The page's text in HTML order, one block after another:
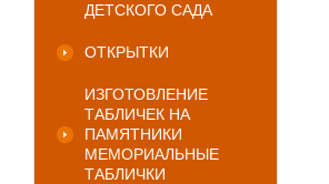
ДЕТСКОГО САДА
ОТКРЫТКИ
ИЗГОТОВЛЕНИЕ
ТАБЛИЧЕК НА
ПАМЯТНИКИ
МЕМОРИАЛЬНЫЕ
ТАБЛИЧКИ